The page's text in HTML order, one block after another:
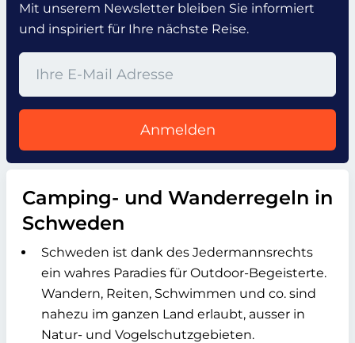
Mit unserem Newsletter bleiben Sie informiert
und inspiriert für Ihre nächste Reise.
Anmelden
Camping- und Wanderregeln in
Schweden
Schweden ist dank des Jedermannsrechts
ein wahres Paradies für Outdoor-Begeisterte.
Wandern, Reiten, Schwimmen und co. sind
nahezu im ganzen Land erlaubt, ausser in
Natur- und Vogelschutzgebieten.